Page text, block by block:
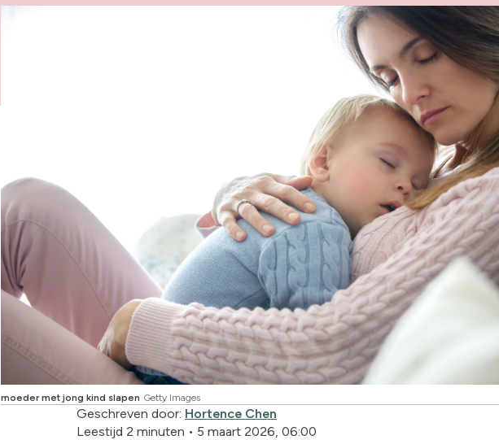
moeder met jong kind slapen Getty Images
Geschreven door: Hortence Chen
Leestijd 2 minuten • 5 maart 2026, 06:00